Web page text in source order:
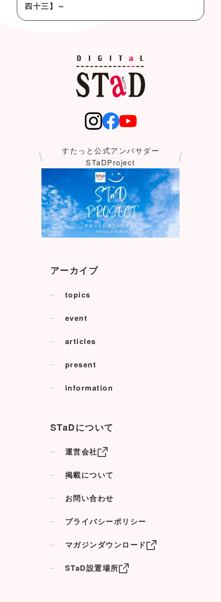
四十三】～
すたっと公式アンバサダー
STaDProject
アーカイブ
topics
event
articles
present
information
STaDについて
運営会社
掲載について
お問い合わせ
プライバシーポリシー
マガジンダウンロード
STaD設置場所